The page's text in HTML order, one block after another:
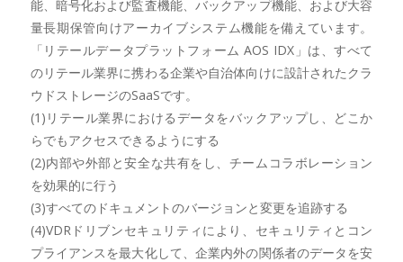
能、暗号化および監査機能、バックアップ機能、および大容
量長期保管向けアーカイブシステム機能を備えています。
「リテールデータプラットフォーム AOS IDX」は、すべて
のリテール業界に携わる企業や自治体向けに設計されたクラ
ウドストレージのSaaSです。
(1)リテール業界におけるデータをバックアップし、どこか
らでもアクセスできるようにする
(2)内部や外部と安全な共有をし、チームコラボレーション
を効果的に行う
(3)すべてのドキュメントのバージョンと変更を追跡する
(4)VDRドリブンセキュリティにより、セキュリティとコン
プライアンスを最大化して、企業内外の関係者のデータを安